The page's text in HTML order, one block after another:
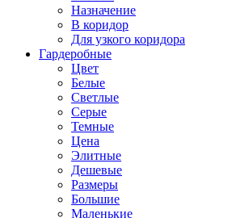
Назначение
В коридор
Для узкого коридора
Гардеробные
Цвет
Белые
Светлые
Серые
Темные
Цена
Элитные
Дешевые
Размеры
Большие
Маленькие